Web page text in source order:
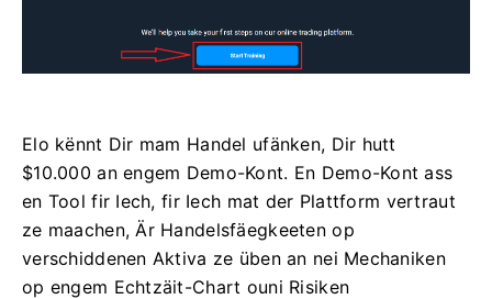
Elo kënnt Dir mam Handel ufänken, Dir hutt
$10.000 an engem Demo-Kont. En Demo-Kont ass
en Tool fir Iech, fir Iech mat der Plattform vertraut
ze maachen, Är Handelsfäegkeeten op
verschiddenen Aktiva ze üben an nei Mechaniken
op engem Echtzäit-Chart ouni Risiken